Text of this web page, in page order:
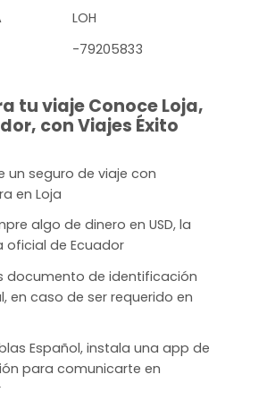
LOH
-79205833
tu viaje Conoce Loja,
con Viajes Éxito
un seguro de viaje con
en Loja
algo de dinero en USD, la
oficial de Ecuador
documento de identificación
en caso de ser requerido en
Español, instala una app de
para comunicarte en